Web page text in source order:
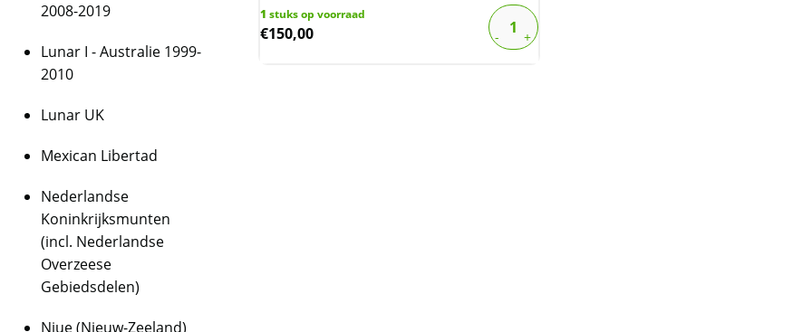
1 stuks op voorraad
€150,00
2008-2019
Lunar I - Australie 1999-
2010
Lunar UK
Mexican Libertad
Nederlandse
Koninkrijksmunten
(incl. Nederlandse
Overzeese
Gebiedsdelen)
Niue (Nieuw-Zeeland)